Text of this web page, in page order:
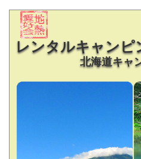
レンタルキャンピ
北海道キャ